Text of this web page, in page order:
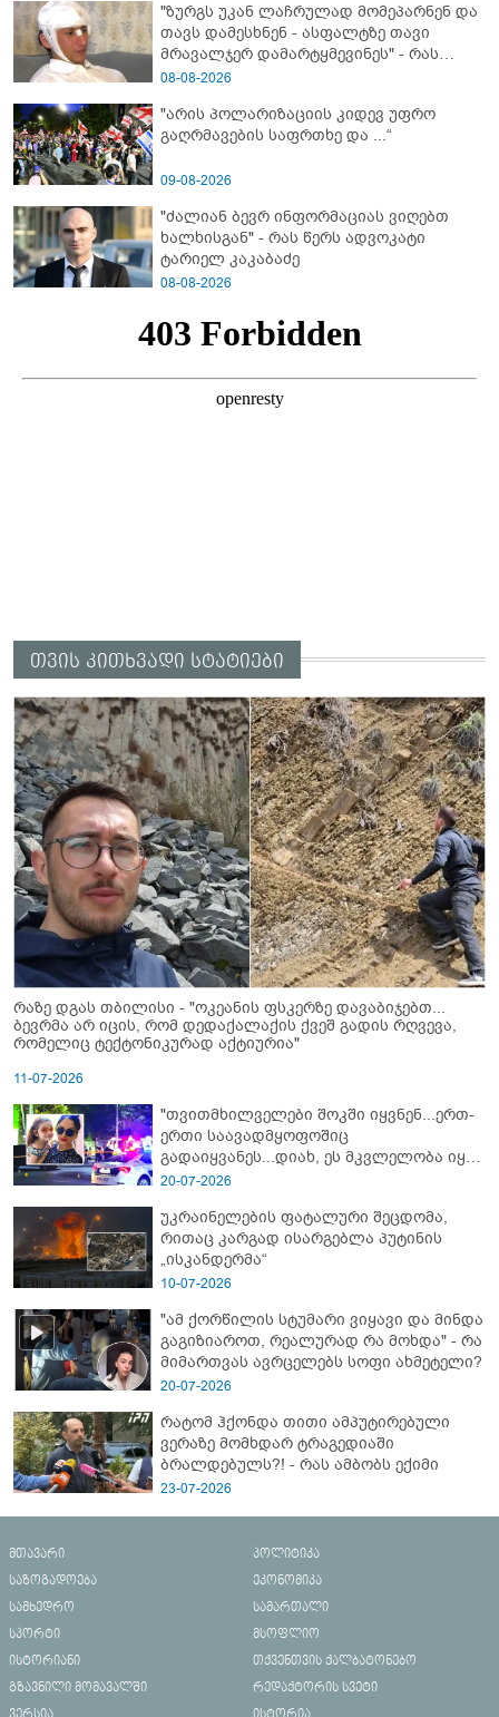
"ზურგს უკან ლაჩრულად მომეპარნენ და
თავს დამესხნენ - ასფალტზე თავი
მრავალჯერ დამარტყმევინეს" - რას
ჰყვება კურიერი, რომელსაც
გაუსწორდნენ?
08-08-2026
"არის პოლარიზაციის კიდევ უფრო
გაღრმავების საფრთხე და ...“
09-08-2026
"ძალიან ბევრ ინფორმაციას ვიღებთ
ხალხისგან" - რას წერს ადვოკატი
ტარიელ კაკაბაძე
08-08-2026
თვის კითხვადი სტატიები
რაზე დგას თბილისი - "ოკეანის ფსკერზე დავაბიჯებთ...
ბევრმა არ იცის, რომ დედაქალაქის ქვეშ გადის რღვევა,
რომელიც ტექტონიკურად აქტიურია"
11-07-2026
"თვითმხილველები შოკში იყვნენ...ერთ-
ერთი საავადმყოფოშიც
გადაიყვანეს...დიახ, ეს მკვლელობა იყო"
- გორში დატრიალებული ტრაგედიის
20-07-2026
უკრაინელების ფატალური შეცდომა,
რითაც კარგად ისარგებლა პუტინის
„ისკანდერმა“
10-07-2026
"ამ ქორწილის სტუმარი ვიყავი და მინდა
გაგიზიაროთ, რეალურად რა მოხდა" - რა
მიმართვას ავრცელებს სოფი ახმეტელი?
20-07-2026
რატომ ჰქონდა თითი ამპუტირებული
ვერაზე მომხდარ ტრაგედიაში
ბრალდებულს?! - რას ამბობს ექიმი
23-07-2026
მთავარი
პოლიტიკა
საზოგადოება
ეკონომიკა
სამხედრო
სამართალი
სპორტი
მსოფლიო
ისტორიანი
თქვენთვის ქალბატონებო
გზავნილი მომავალში
რედაქტორის სვეტი